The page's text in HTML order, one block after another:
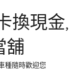
換現金,
舖
種隨時歡迎您